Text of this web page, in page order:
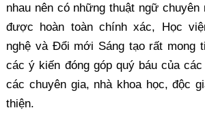
nhau nên có những thuật ngữ chuyên
được hoàn toàn chính xác, Học
nghệ và Đổi mới Sáng tạo rất mong
các ý kiến đóng góp quý báu của
các chuyên gia, nhà khoa học, độc
thiện.